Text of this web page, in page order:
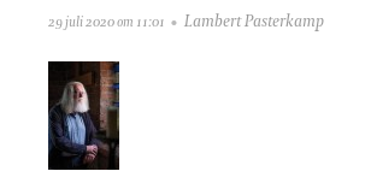
29 juli 2020 om 11:01 Lambert Pasterkamp